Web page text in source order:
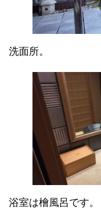
洗面所。
浴室は檜風呂です。